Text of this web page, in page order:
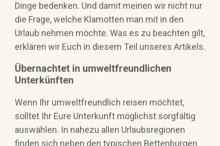
Dinge bedenken. Und damit meinen wir nicht nur
die Frage, welche Klamotten man mit in den
Urlaub nehmen möchte. Was es zu beachten gilt,
erklären wir Euch in diesem Teil unseres Artikels.
Übernachtet in umweltfreundlichen
Unterkünften
Wenn Ihr umweltfreundlich reisen möchtet,
solltet Ihr Eure Unterkunft möglichst sorgfältig
auswählen. In nahezu allen Urlaubsregionen
finden sich neben den typischen Bettenburgen